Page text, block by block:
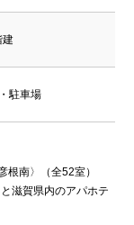
建
駐車場
南〉（全52室）
滋賀県内のアパホテ